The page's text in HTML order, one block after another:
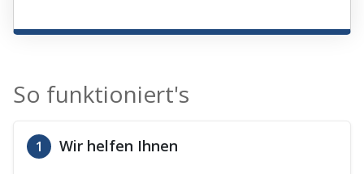
So funktioniert's
1 Wir helfen Ihnen